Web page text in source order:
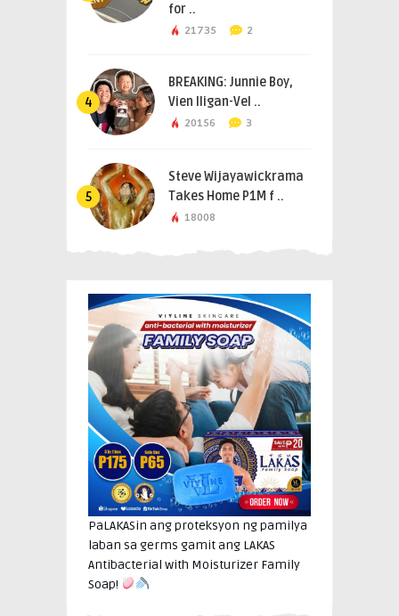
for ..
21735 2
4
BREAKING: Junnie Boy,
Vien Iligan-Vel ..
20156 3
5
Steve Wijayawickrama
Takes Home P1M f ..
18008
PaLAKASin ang proteksyon ng pamilya
laban sa germs gamit ang LAKAS
Antibacterial with Moisturizer Family
Soap!